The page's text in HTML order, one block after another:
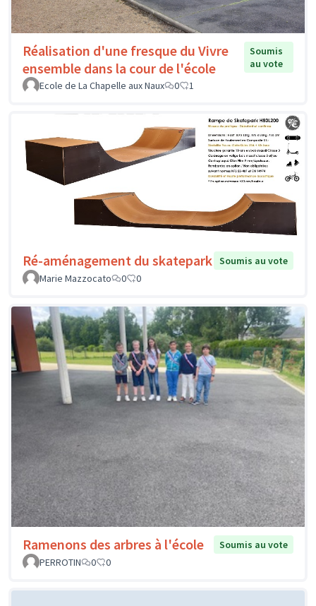
Réalisation d'une fresque du Vivre
ensemble dans la cour de l'école
Soumis
au vote
Ecole de La Chapelle aux Naux
0 1
Ré-aménagement du skatepark Soumis au vote
Marie Mazzocato
0 0
Ramenons des arbres à l'école
Soumis au vote
PERROTIN
0 0